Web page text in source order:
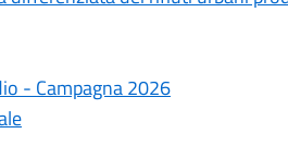
- Campagna 2026